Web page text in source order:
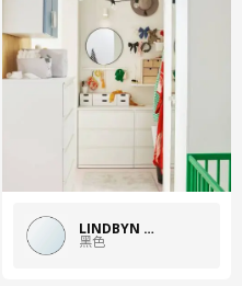
LINDBYN 林德比恩
黑色